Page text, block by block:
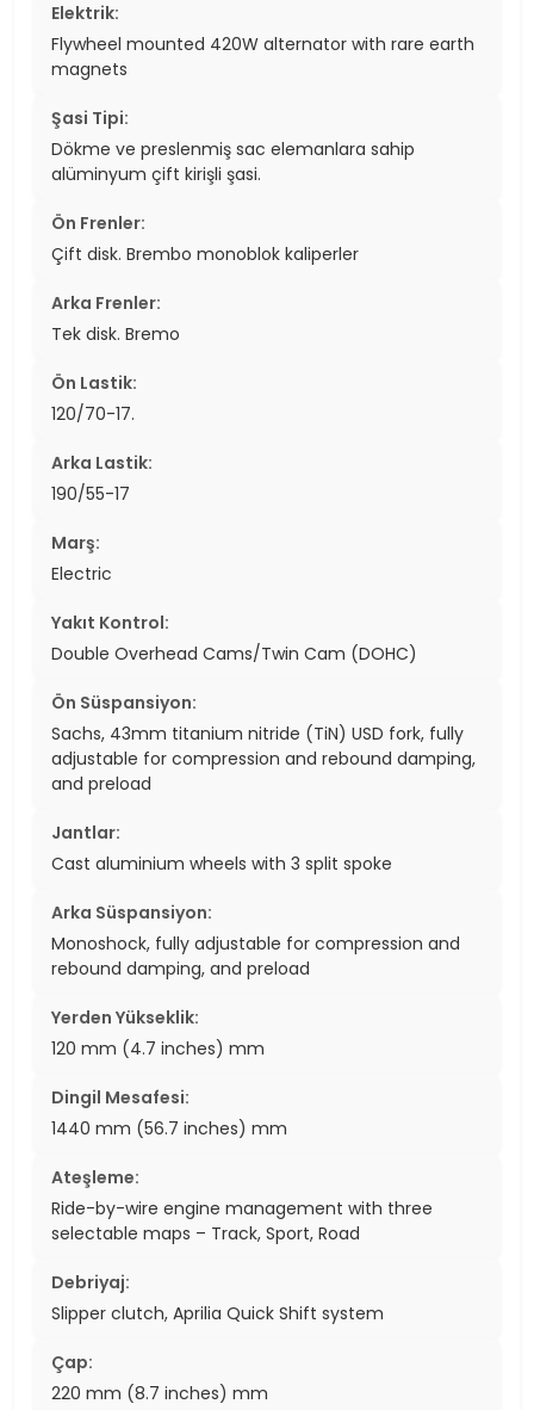
Elektrik:
Flywheel mounted 420W alternator with rare earth
magnets
Şasi Tipi:
Dökme ve preslenmiş sac elemanlara sahip
alüminyum çift kirişli şasi.
Ön Frenler:
Çift disk. Brembo monoblok kaliperler
Arka Frenler:
Tek disk. Bremo
Ön Lastik:
120/70-17.
Arka Lastik:
190/55-17
Marş:
Electric
Yakıt Kontrol:
Double Overhead Cams/Twin Cam (DOHC)
Ön Süspansiyon:
Sachs, 43mm titanium nitride (TiN) USD fork, fully
adjustable for compression and rebound damping,
and preload
Jantlar:
Cast aluminium wheels with 3 split spoke
Arka Süspansiyon:
Monoshock, fully adjustable for compression and
rebound damping, and preload
Yerden Yükseklik:
120 mm (4.7 inches) mm
Dingil Mesafesi:
1440 mm (56.7 inches) mm
Ateşleme:
Ride-by-wire engine management with three
selectable maps – Track, Sport, Road
Debriyaj:
Slipper clutch, Aprilia Quick Shift system
Çap:
220 mm (8.7 inches) mm